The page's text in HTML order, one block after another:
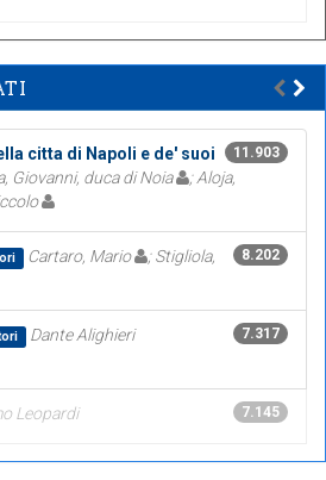
11.903
citta di Napoli e de' suoi
Giovanni, duca di Noia
; Aloja,
8.202
Cartaro, Mario
; Stigliola,
7.317
Dante Alighieri
7.145
Leopardi